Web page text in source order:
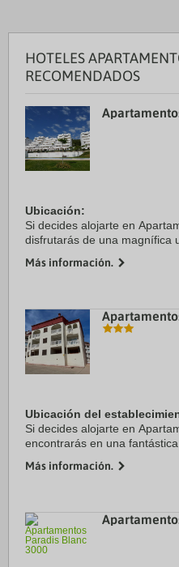
HOTELES
RECOMENDADOS
Ubicación:
Si decides alojarte en
disfrutarás de una magnífica
de Irta y Cala de l'Aljub.
Más información.
Ubicación del
Si decides alojarte en
encontrarás en una
de Platja del Carregador y
Más información.